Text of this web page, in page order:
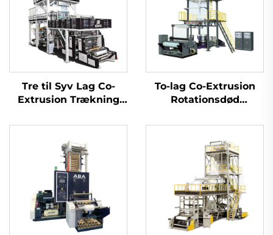
Tre til Syv Lag Co-
Extrusion Trækning
Filmblæsermaskine
To-lag Co-Extrusion
Rotationsdød